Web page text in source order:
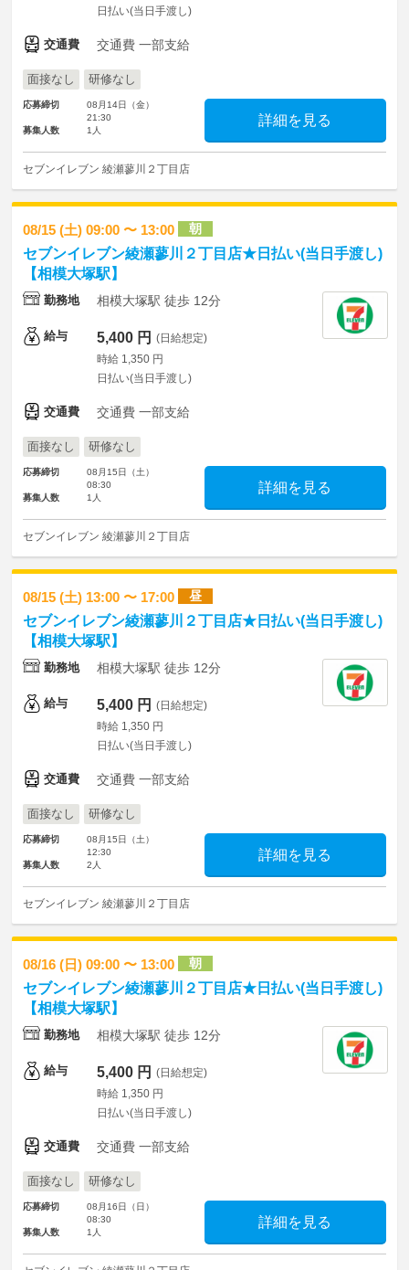
日払い(当日手渡し)
交通費 交通費 一部支給
面接なし 研修なし
応募締切
08月14日（金）
21:30
募集人数
1人
詳細を見る
セブンイレブン 綾瀬蓼川２丁目店
08/15 (土) 09:00 〜 13:00 朝
セブンイレブン綾瀬蓼川２丁目店★日払い(当日手渡し)
【相模大塚駅】
勤務地 相模大塚駅 徒歩 12分
給与 5,400 円 (日給想定)
時給 1,350 円
日払い(当日手渡し)
交通費 交通費 一部支給
面接なし 研修なし
応募締切
08月15日（土）
08:30
募集人数
1人
詳細を見る
セブンイレブン 綾瀬蓼川２丁目店
08/15 (土) 13:00 〜 17:00 昼
セブンイレブン綾瀬蓼川２丁目店★日払い(当日手渡し)
【相模大塚駅】
勤務地 相模大塚駅 徒歩 12分
給与 5,400 円 (日給想定)
時給 1,350 円
日払い(当日手渡し)
交通費 交通費 一部支給
面接なし 研修なし
応募締切
08月15日（土）
12:30
募集人数
2人
詳細を見る
セブンイレブン 綾瀬蓼川２丁目店
08/16 (日) 09:00 〜 13:00 朝
セブンイレブン綾瀬蓼川２丁目店★日払い(当日手渡し)
【相模大塚駅】
勤務地 相模大塚駅 徒歩 12分
給与 5,400 円 (日給想定)
時給 1,350 円
日払い(当日手渡し)
交通費 交通費 一部支給
面接なし 研修なし
応募締切
08月16日（日）
08:30
募集人数
1人
詳細を見る